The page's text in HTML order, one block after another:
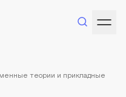
теории и прикладные